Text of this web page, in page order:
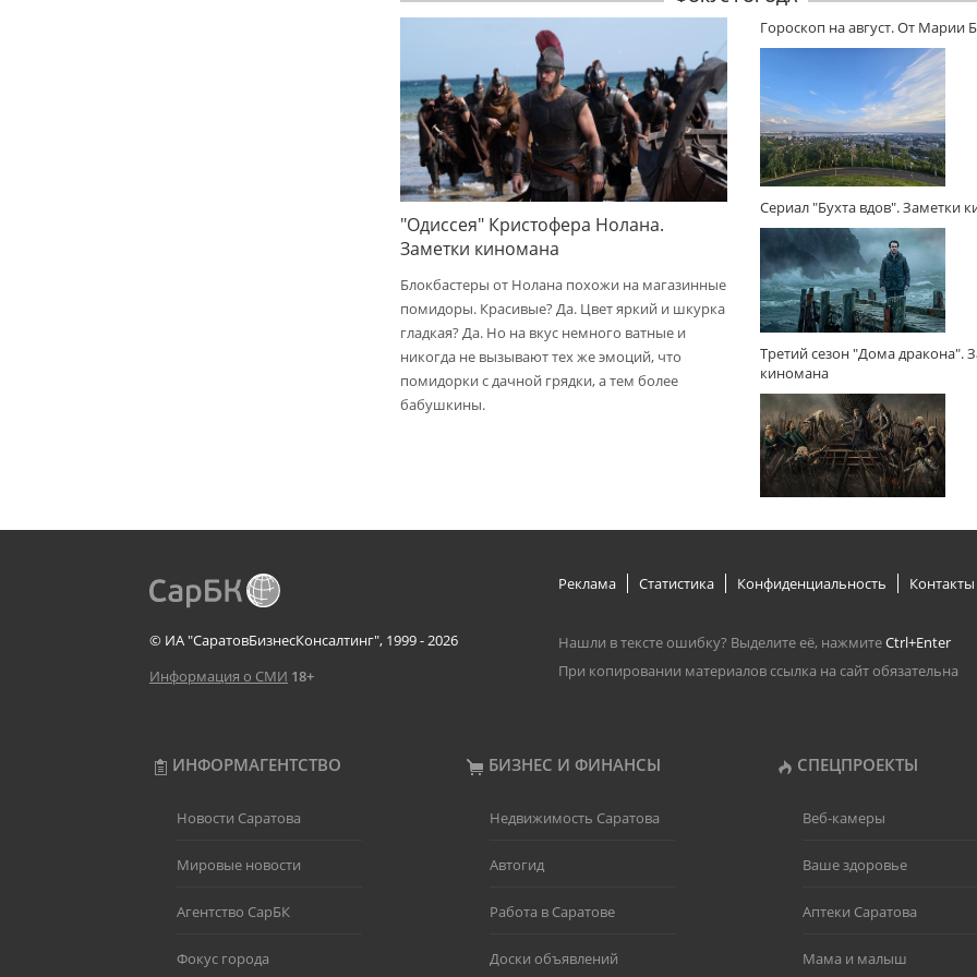
"Одиссея" Кристофера Нолана.
Заметки киномана
Блокбастеры от Нолана похожи на магазинные
помидоры. Красивые? Да. Цвет яркий и шкурка
гладкая? Да. Но на вкус немного ватные и
никогда не вызывают тех же эмоций, что
помидорки с дачной грядки, а тем более
бабушкины.
Гороскоп на август. От Марии
Сериал "Бухта вдов". Заметки
Третий сезон "Дома дракона".
киномана
© ИА "СаратовБизнесКонсалтинг", 1999 - 2026
Информация о СМИ 18+
Реклама Статистика Конфиденциальность Контакты
Нашли в тексте ошибку? Выделите её, нажмитеCtrl+Enter
При копировании материалов ссылка на сайт обязательна
ИНФОРМАГЕНТСТВО БИЗНЕС И ФИНАНСЫ СПЕЦПРОЕКТЫ
Новости Саратова
Мировые новости
Агентство СарБК
Фокус города
Недвижимость Саратова
Автогид
Работа в Саратове
Доски объявлений
Веб-камеры
Ваше здоровье
Аптеки Саратова
Мама и малыш